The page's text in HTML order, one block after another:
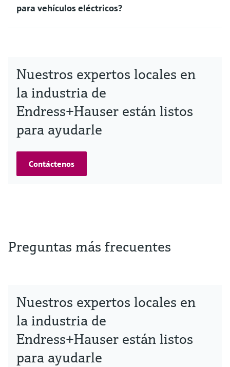
para vehículos eléctricos?
Nuestros expertos locales en
la industria de
Endress+Hauser están listos
para ayudarle
Contáctenos
Preguntas más frecuentes
Nuestros expertos locales en
la industria de
Endress+Hauser están listos
para ayudarle